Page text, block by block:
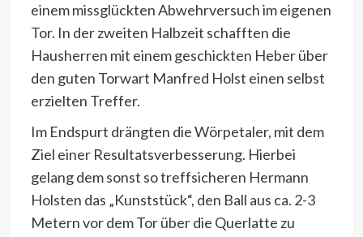
einem missglückten Abwehrversuch im eigenen
Tor. In der zweiten Halbzeit schafften die
Hausherren mit einem geschickten Heber über
den guten Torwart Manfred Holst einen selbst
erzielten Treffer.
Im Endspurt drängten die Wörpetaler, mit dem
Ziel einer Resultatsverbesserung. Hierbei
gelang dem sonst so treffsicheren Hermann
Holsten das „Kunststück“, den Ball aus ca. 2-3
Metern vor dem Tor über die Querlatte zu